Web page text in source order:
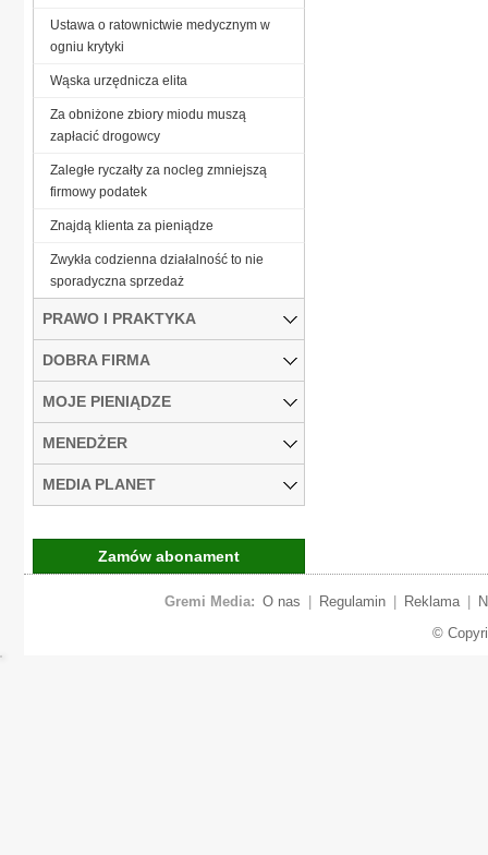
Ustawa o ratownictwie medycznym w
ogniu krytyki
Wąska urzędnicza elita
Za obniżone zbiory miodu muszą
zapłacić drogowcy
Zaległe ryczałty za nocleg zmniejszą
firmowy podatek
Znajdą klienta za pieniądze
Zwykła codzienna działalność to nie
sporadyczna sprzedaż
PRAWO I PRAKTYKA
DOBRA FIRMA
MOJE PIENIĄDZE
MENEDŻER
MEDIA PLANET
Zamów abonament
Gremi Media: O nas Regulamin Reklama
©